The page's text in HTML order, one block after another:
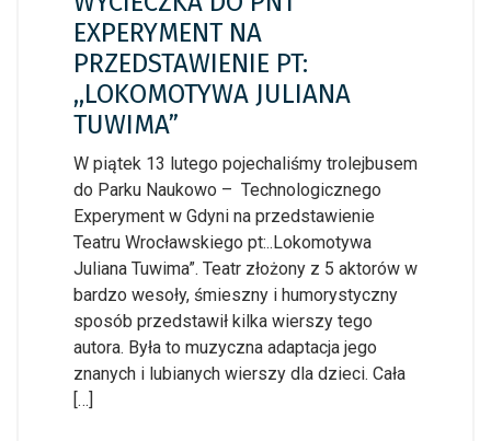
EXPERYMENT NA
PRZEDSTAWIENIE PT:
,,LOKOMOTYWA JULIANA
TUWIMA”
W piątek 13 lutego pojechaliśmy trolejbusem
do Parku Naukowo – Technologicznego
Experyment w Gdyni na przedstawienie
Teatru Wrocławskiego pt:..Lokomotywa
Juliana Tuwima”. Teatr złożony z 5 aktorów w
bardzo wesoły, śmieszny i humorystyczny
sposób przedstawił kilka wierszy tego
autora. Była to muzyczna adaptacja jego
znanych i lubianych wierszy dla dzieci. Cała
[…]